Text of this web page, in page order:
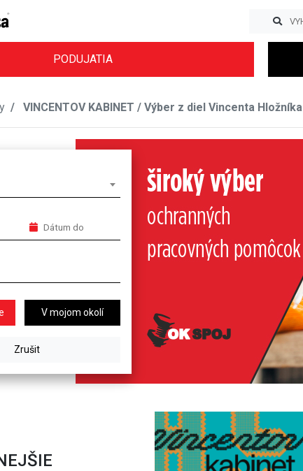
PODUJATIA
VINCENTOV KABINET / Výber z diel Vincenta Hložníka
V mojom okolí